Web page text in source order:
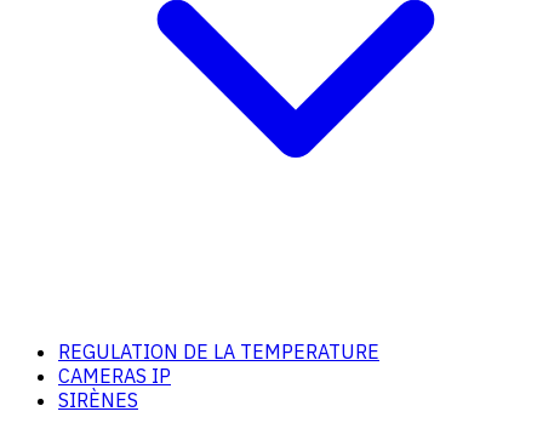
REGULATION DE LA TEMPERATURE
CAMERAS IP
SIRÈNES